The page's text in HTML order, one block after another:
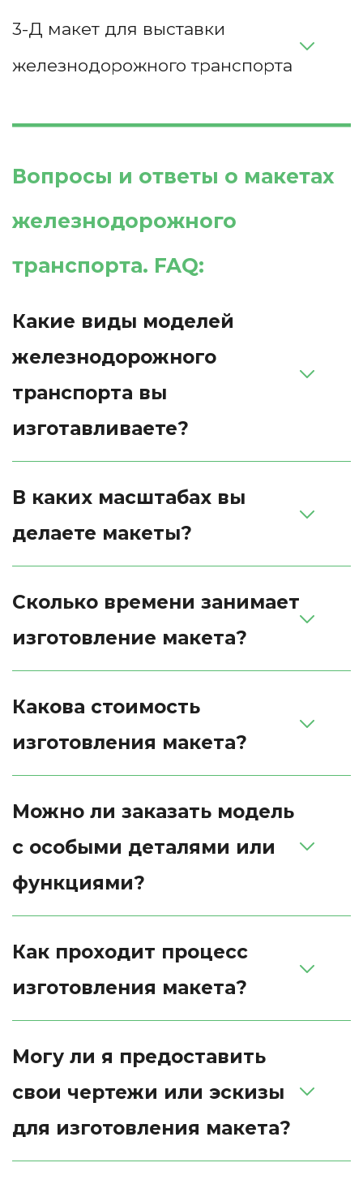
3-Д макет для выставки
железнодорожного транспорта
Вопросы и ответы о макетах
железнодорожного
транспорта. FAQ:
Какие виды моделей
железнодорожного
транспорта вы
изготавливаете?
В каких масштабах вы
делаете макеты?
Сколько времени занимает
изготовление макета?
Какова стоимость
изготовления макета?
Можно ли заказать модель
с особыми деталями или
функциями?
Как проходит процесс
изготовления макета?
Могу ли я предоставить
свои чертежи или эскизы
для изготовления макета?